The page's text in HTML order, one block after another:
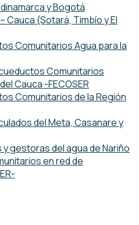
y Bogotá
Cauca (Sotará, Timbío y El
Comunitarios Agua para la
Comunitarios
Cauca -FECOSER
Comunitarios de la Región
del Meta, Casanare y
gestoras del agua de Nariño
en red de